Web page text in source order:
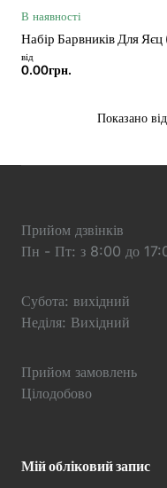
В наявності
Набір Барвників Для
від
0.00грн.
Показано
Прийом дзвінків
Пн - Пт: з 8:00 до
Субота: вихідний
Неділя: Вихідний
Прийом замовлень
Цілодобово
Мій обліковий запис